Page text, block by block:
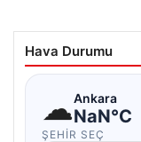
Hava Durumu
☁Ankara
NaN°C
ŞEHIR SEÇ